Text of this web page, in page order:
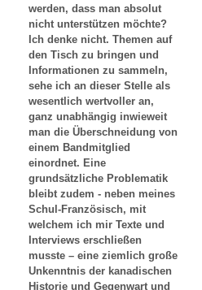
werden, dass man absolut
nicht unterstützen möchte?
Ich denke nicht. Themen auf
den Tisch zu bringen und
Informationen zu sammeln,
sehe ich an dieser Stelle als
wesentlich wertvoller an,
ganz unabhängig inwieweit
man die Überschneidung von
einem Bandmitglied
einordnet. Eine
grundsätzliche Problematik
bleibt zudem - neben meines
Schul-Französisch, mit
welchem ich mir Texte und
Interviews erschließen
musste – eine ziemlich große
Unkenntnis der kanadischen
Historie und Gegenwart und